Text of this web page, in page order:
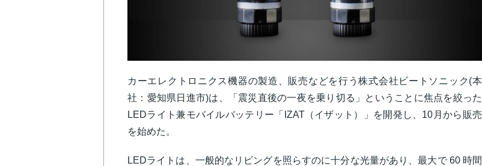
カーエレクトロニクス機器の製造、販売などを行う株式会社ビートソニック(本
社：愛知県日進市)は、「震災直後の一夜を乗り切る」ということに焦点を絞った
LEDライト兼モバイルバッテリー「IZAT（イザット）」を開発し、10月から販売
を始めた。
LEDライトは、一般的なリビングを照らすのに十分な光量があり、最大で 60 時間